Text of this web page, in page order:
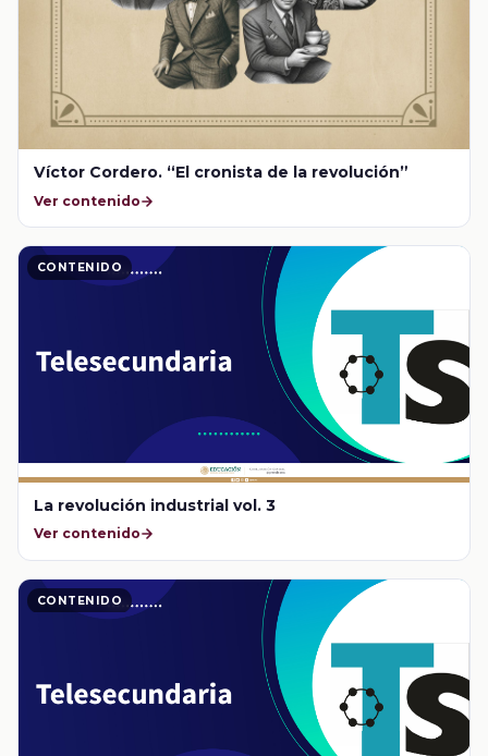
Víctor Cordero. “El cronista de la revolución”
Ver contenido
CONTENIDO
La revolución industrial vol. 3
Ver contenido
CONTENIDO